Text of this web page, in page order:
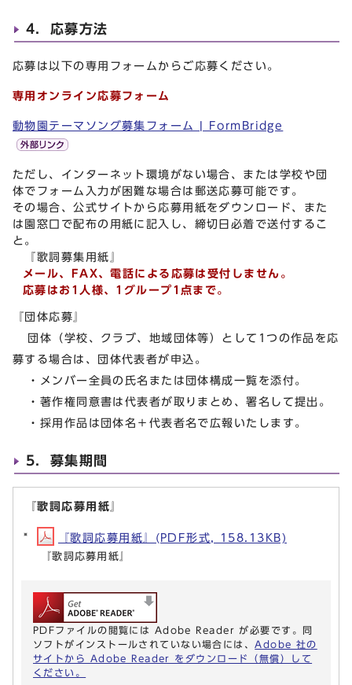
4．応募方法
応募は以下の専用フォームからご応募ください。
専用オンライン応募フォーム
動物園テーマソング募集フォーム | FormBridge
ただし、インターネット環境がない場合、または学校や団
体でフォーム入力が困難な場合は郵送応募可能です。
その場合、公式サイトから応募用紙をダウンロード、また
は園窓口で配布の用紙に記入し、締切日必着で送付するこ
と。
『歌詞募集用紙』
メール、FAX、電話による応募は受付しません。
応募はお1人様、1グループ1点まで。
『団体応募』
団体（学校、クラブ、地域団体等）として1つの作品を応
募する場合は、団体代表者が申込。
・メンバー全員の氏名または団体構成一覧を添付。
・著作権同意書は代表者が取りまとめ、署名して提出。
・採用作品は団体名＋代表者名で広報いたします。
5．募集期間
『歌詞応募用紙』
『歌詞応募用紙』(PDF形式, 158.13KB)
『歌詞応募用紙』
PDFファイルの閲覧には Adobe Reader が必要です。同
ソフトがインストールされていない場合には、 Adobe 社の
サイトから Adobe Reader をダウンロード（無償）して
ください。